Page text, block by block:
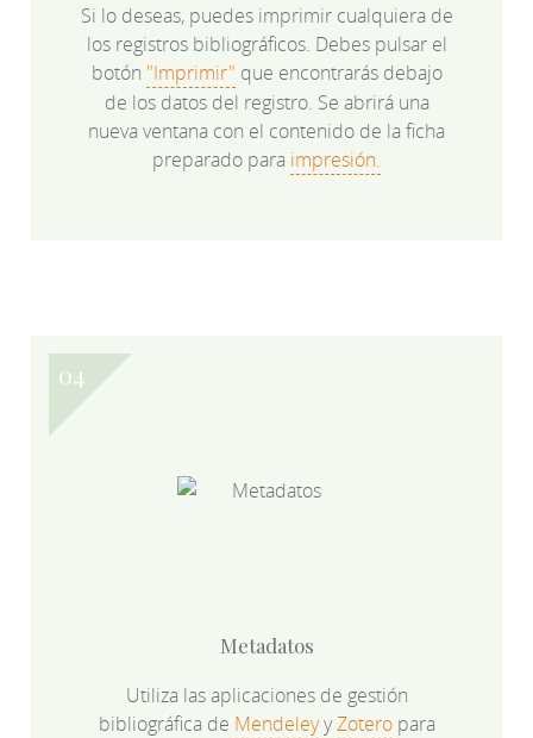
Si lo deseas, puedes imprimir cualquiera de
los registros bibliográficos. Debes pulsar el
botón "Imprimir" que encontrarás debajo
de los datos del registro. Se abrirá una
nueva ventana con el contenido de la ficha
preparado para impresión.
Metadatos
Utiliza las aplicaciones de gestión
bibliográfica de MendeleyyZoteropara